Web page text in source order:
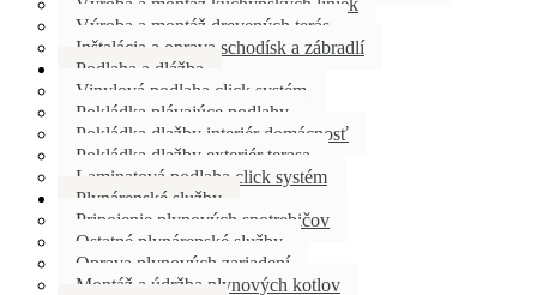
Výroba a montáž kuchynských liniek
Výroba a montáž drevených terás
Inštalácia a oprava schodísk a zábradlí
Podlaha a dlážba
Vinylová podlaha click systém
Pokládka plávajúce podlahy
Pokládka dlažby interiér domácnosť
Pokládka dlažby exteriér terasa
Laminatová podlaha click systém
Plynárenské služby
Pripojenie plynových spotrebičov
Ostatné plynárenské služby
Oprava plynových zariadení
Montáž a údržba plynových kotlov